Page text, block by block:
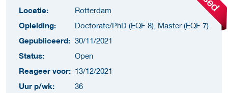
Locatie:
Rotterdam
Opleiding:
Doctorate/PhD (EQF 8), Master (EQF 7)
Gepubliceerd: 30/11/2021
Status:
Open
Reageer voor: 13/12/2021
Uur p/wk:
36